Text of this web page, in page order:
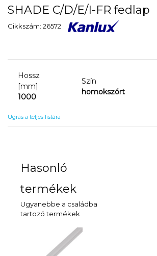
SHADE C/D/E/I-FR fedlap
Cikkszám: 26572
Hossz
[mm]
1000
Szín
homokszórt
Ugrás a teljes listára
Hasonló
termékek
Ugyanebbe a családba
tartozó termékek